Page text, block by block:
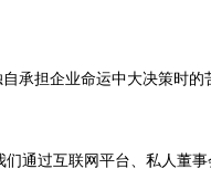
承担企业命运中大决策时
通过互联网平台、私人董